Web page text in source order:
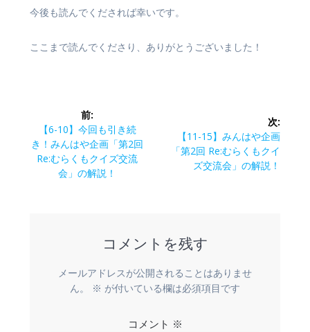
今後も読んでくだされば幸いです。
ここまで読んでくださり、ありがとうございました！
稿
前:
前
の
投
【6-10】今回も引き続
き！みんはや企画「第2回
Re:むらくもクイズ交流
会」の解説！
次:
次
の
【11-15】みんはや企画
「第2回 Re:むらくもクイ
ズ交流会」の解説！
コメントを残す
メールアドレスが公開されることはありませ
ん。
※ が付いている欄は必須項目です
コメント ※